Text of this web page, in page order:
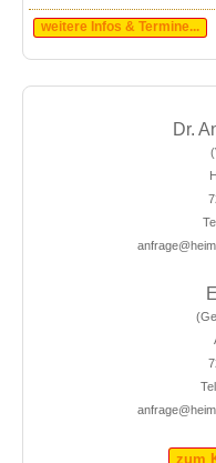
weitere Infos & Termine...
Dr.
zum